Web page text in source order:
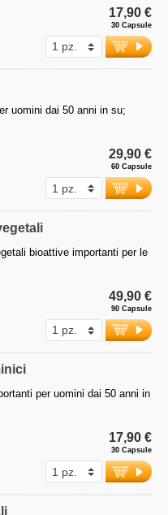
30 Capsule
17,90 €
uomini dai 50 anni in su;
60 Capsule
29,90 €
bioattive importanti per le
90 Capsule
49,90 €
per uomini dai 50 anni in
30 Capsule
17,90 €